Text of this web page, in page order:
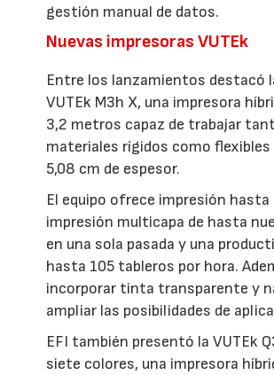
gestión manual de datos.
Nuevas impresoras VUTEk
Entre los lanzamientos destacó
VUTEk M3h X, una impresora
3,2 metros capaz de trabajar
materiales rígidos como flexibles
5,08 cm de espesor.
El equipo ofrece impresión hasta
impresión multicapa de hasta
en una sola pasada y una
hasta 105 tableros por hora.
incorporar tinta transparente y
ampliar las posibilidades de
EFI también presentó la VUTEk
siete colores, una impresora